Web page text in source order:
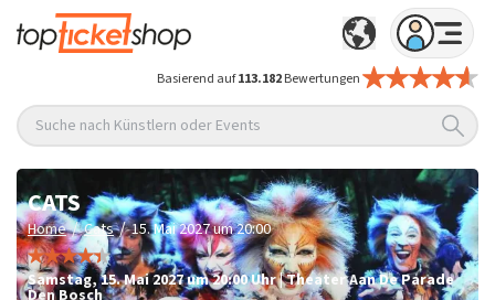
Basierend auf113.182Bewertungen
Suche nach Künstlern oder Events
CATS
Home / Cats / 15. Mai 2027 um 20:00
Samstag, 15. Mai 2027 um 20:00Uhr|Theater Aan De Parade